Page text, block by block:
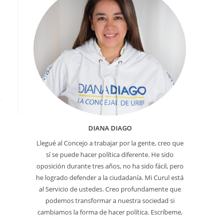
DIANA DIAGO
Llegué al Concejo a trabajar por la gente, creo que
sí se puede hacer política diferente. He sido
oposición durante tres años, no ha sido fácil, pero
he logrado defender a la ciudadanía. Mi Curul está
al Servicio de ustedes. Creo profundamente que
podemos transformar a nuestra sociedad si
cambiamos la forma de hacer política. Escríbeme,